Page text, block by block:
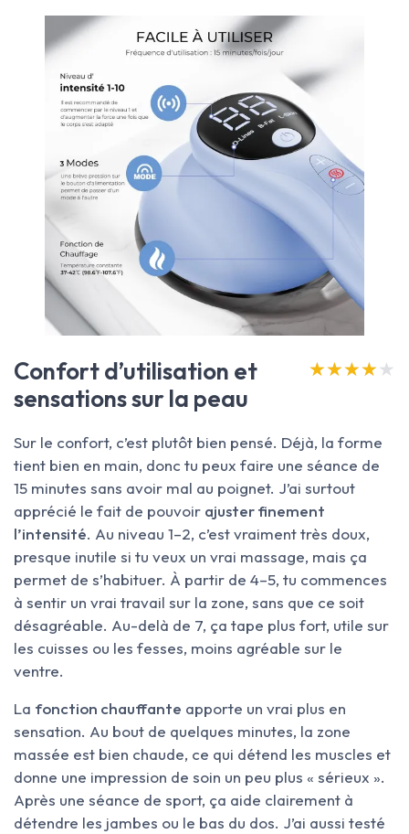
Confort d’utilisation et
sensations sur la peau
★★★★★
★★★★★
Sur le confort, c’est plutôt bien pensé. Déjà, la forme
tient bien en main, donc tu peux faire une séance de
15 minutes sans avoir mal au poignet. J’ai surtout
apprécié le fait de pouvoir ajuster finement
l’intensité. Au niveau 1–2, c’est vraiment très doux,
presque inutile si tu veux un vrai massage, mais ça
permet de s’habituer. À partir de 4–5, tu commences
à sentir un vrai travail sur la zone, sans que ce soit
désagréable. Au-delà de 7, ça tape plus fort, utile sur
les cuisses ou les fesses, moins agréable sur le
ventre.
La fonction chauffante apporte un vrai plus en
sensation. Au bout de quelques minutes, la zone
massée est bien chaude, ce qui détend les muscles et
donne une impression de soin un peu plus « sérieux ».
Après une séance de sport, ça aide clairement à
détendre les jambes ou le bas du dos. J’ai aussi testé